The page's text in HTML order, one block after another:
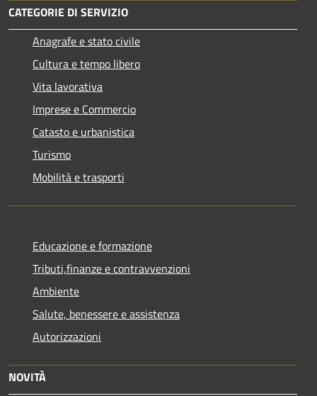
CATEGORIE DI SERVIZIO
Anagrafe e stato civile
Cultura e tempo libero
Vita lavorativa
Imprese e Commercio
Catasto e urbanistica
Turismo
Mobilità e trasporti
Educazione e formazione
Tributi,finanze e contravvenzioni
Ambiente
Salute, benessere e assistenza
Autorizzazioni
NOVITÀ